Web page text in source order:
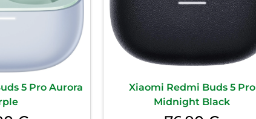
5 Pro Aurora
Xiaomi Redmi Buds 5 Pro
Midnight Black